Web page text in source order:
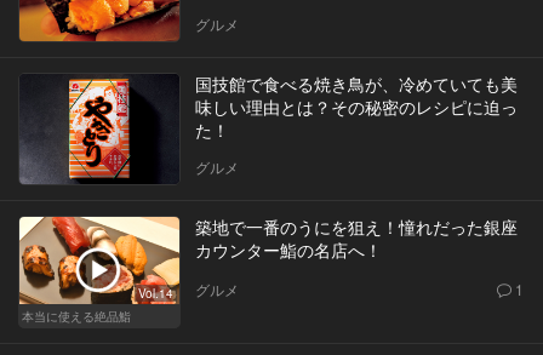
グルメ
国技館で食べる焼き鳥が、冷めていても美
味しい理由とは？その秘密のレシピに迫っ
た！
グルメ
Vol.14
本当に使える絶品鮨
築地で一番のうにを狙え！憧れだった銀座
カウンター鮨の名店へ！
グルメ 1